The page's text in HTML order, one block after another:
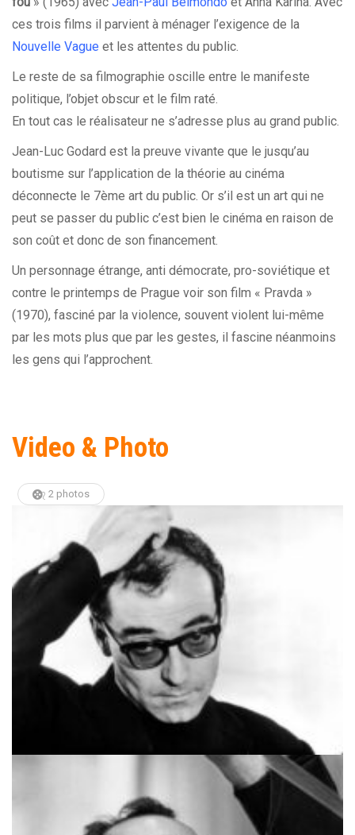
ces trois films il parvient à ménager l’exigence de la
Nouvelle Vague et les attentes du public.
Le reste de sa filmographie oscille entre le manifeste
politique, l’objet obscur et le film raté.
En tout cas le réalisateur ne s’adresse plus au grand public.
Jean-Luc Godard est la preuve vivante que le jusqu’au
boutisme sur l’application de la théorie au cinéma
déconnecte le 7ème art du public. Or s’il est un art qui ne
peut se passer du public c’est bien le cinéma en raison de
son coût et donc de son financement.
Un personnage étrange, anti démocrate, pro-soviétique et
contre le printemps de Prague voir son film « Pravda »
(1970), fasciné par la violence, souvent violent lui-même
par les mots plus que par les gestes, il fascine néanmoins
les gens qui l’approchent.
Video & Photo
2 photos